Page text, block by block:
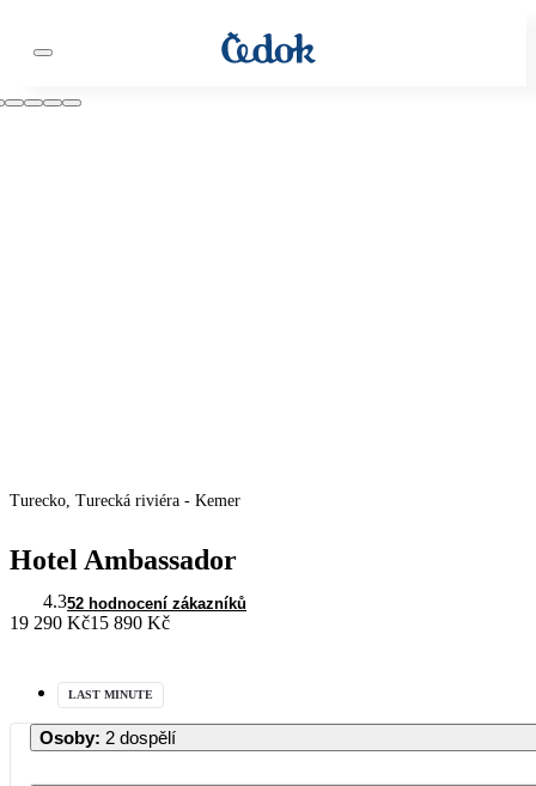
Turecko, Turecká riviéra - Kemer
Hotel Ambassador
4.352 hodnocení zákazníků
19 290 Kč15 890 Kč
LAST MINUTE
Osoby: 2 dospělí